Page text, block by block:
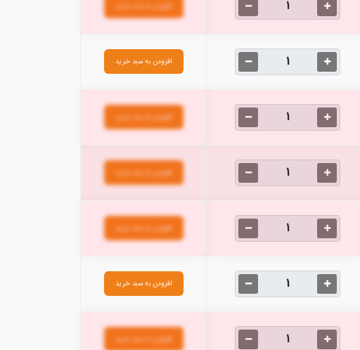
افزودن به سبد خرید
افزودن به سبد خرید
افزودن به سبد خرید
افزودن به سبد خرید
افزودن به سبد خرید
افزودن به سبد خرید
افزودن به سبد خرید